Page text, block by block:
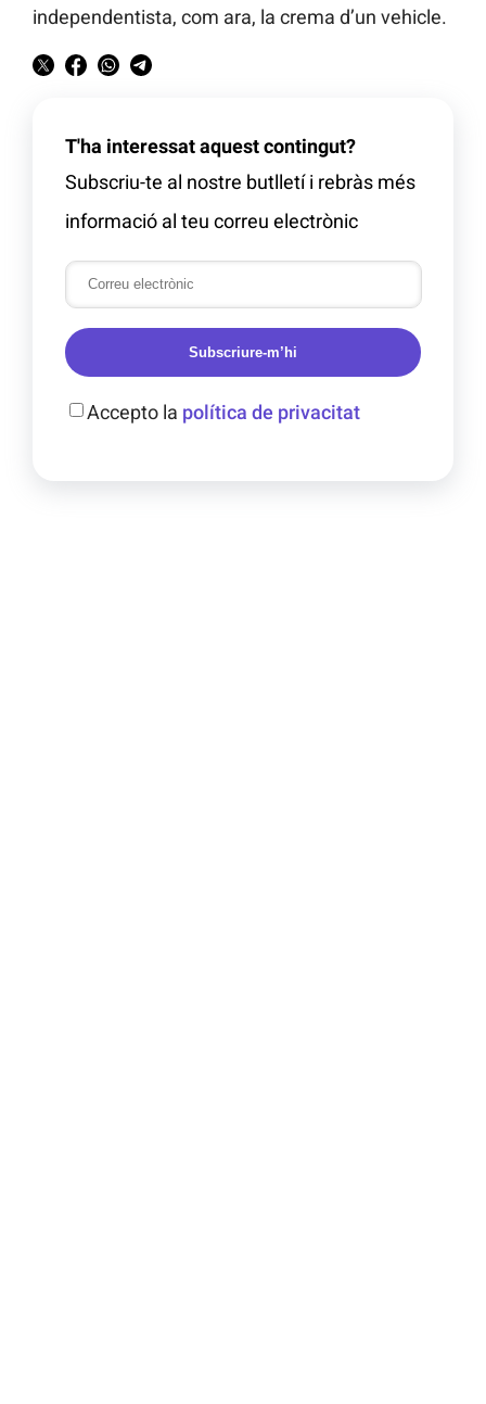
independentista, com ara, la crema d’un vehicle.
T'ha interessat aquest contingut?
Subscriu-te al nostre butlletí i rebràs més
informació al teu correu electrònic
Subscriure-m’hi
Accepto la política de privacitat